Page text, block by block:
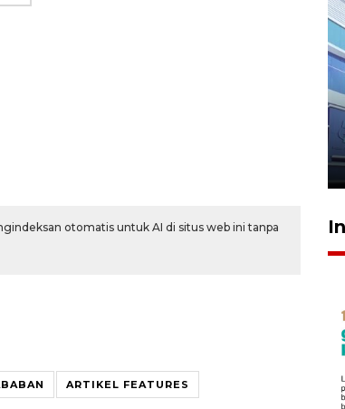
otomatis untuk AI di situs web ini tanpa
ARTIKEL FEATURES